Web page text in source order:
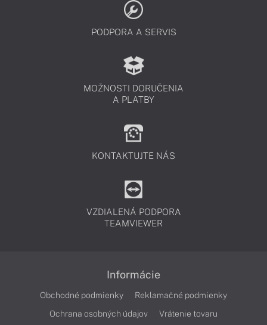
PODPORA A SERVIS
MOŽNOSTI DORUČENIA
A PLATBY
KONTAKTUJTE NÁS
VZDIALENÁ PODPORA
TEAMVIEWER
Informácie
Obchodné podmienky
Reklamačné podmienky
Ochrana osobných údajov
Vrátenie tovaru